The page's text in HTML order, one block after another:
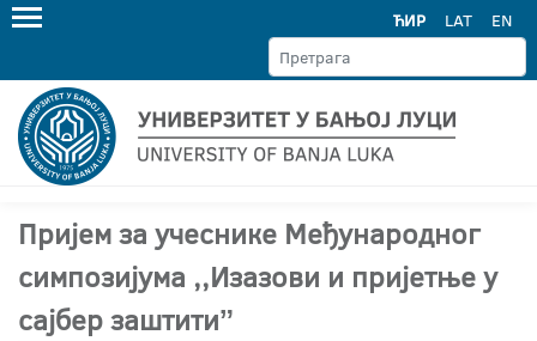
ЋИР LAT EN
Пријем за учеснике Међународног
симпозијума ,,Изазови и пријетње у
сајбер заштитиˮ